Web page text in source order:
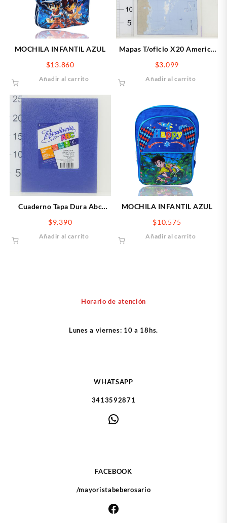
MOCHILA INFANTIL AZUL
$13.860
Añadir al carrito
Mapas T/oficio X20 America
Central
$3.099
Añadir al carrito
Cuaderno Tapa Dura Abc
Cuadriculadas Azul
$9.390
Añadir al carrito
MOCHILA INFANTIL AZUL
$10.575
Añadir al carrito
Horario de atención
Lunes a viernes: 10 a 18hs.
WHATSAPP
3413592871
WhatsApp
FACEBOOK
/mayoristabeberosario
Facebook